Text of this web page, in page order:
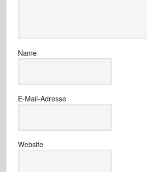
Name
E-Mail-Adresse
Website